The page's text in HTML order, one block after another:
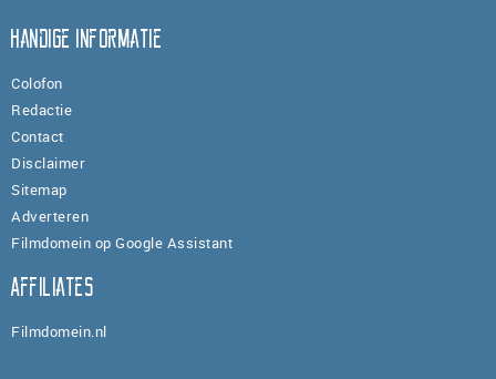
Handige informatie
Colofon
Redactie
Contact
Disclaimer
Sitemap
Adverteren
Filmdomein op Google Assistant
Affiliates
Filmdomein.nl